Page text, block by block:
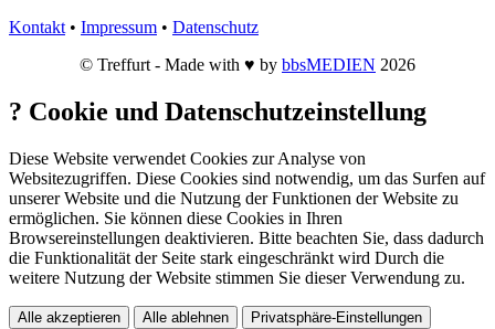
Kontakt • Impressum • Datenschutz
© Treffurt - Made with ♥ by bbsMEDIEN 2026
? Cookie und Datenschutzeinstellung
Diese Website verwendet Cookies zur Analyse von
Websitezugriffen. Diese Cookies sind notwendig, um das Surfen auf
unserer Website und die Nutzung der Funktionen der Website zu
ermöglichen. Sie können diese Cookies in Ihren
Browsereinstellungen deaktivieren. Bitte beachten Sie, dass dadurch
die Funktionalität der Seite stark eingeschränkt wird Durch die
weitere Nutzung der Website stimmen Sie dieser Verwendung zu.
Alle akzeptieren Alle ablehnen Privatsphäre-Einstellungen